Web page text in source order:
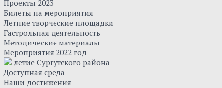
Проекты 2023
Билеты на мероприятия
Летние творческие площадки
Гастрольная деятельность
Методические материалы
Мероприятия 2022 год
летие Сургутского района
Доступная среда
Наши достижения